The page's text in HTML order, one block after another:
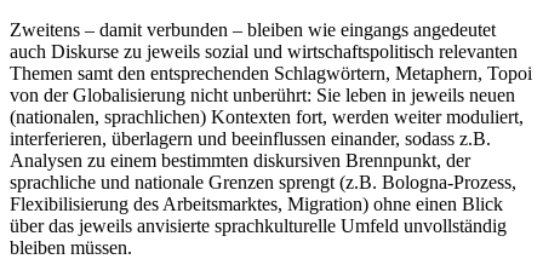
Zweitens – damit verbunden – bleiben wie eingangs angedeutet
auch Diskurse zu jeweils sozial und wirtschaftspolitisch relevanten
Themen samt den entsprechenden Schlagwörtern, Metaphern, Topoi
von der Globalisierung nicht unberührt: Sie leben in jeweils neuen
(nationalen, sprachlichen) Kontexten fort, werden weiter moduliert,
interferieren, überlagern und beeinflussen einander, sodass z.B.
Analysen zu einem bestimmten diskursiven Brennpunkt, der
sprachliche und nationale Grenzen sprengt (z.B. Bologna-Prozess,
Flexibilisierung des Arbeitsmarktes, Migration) ohne einen Blick
über das jeweils anvisierte sprachkulturelle Umfeld unvollständig
bleiben müssen.